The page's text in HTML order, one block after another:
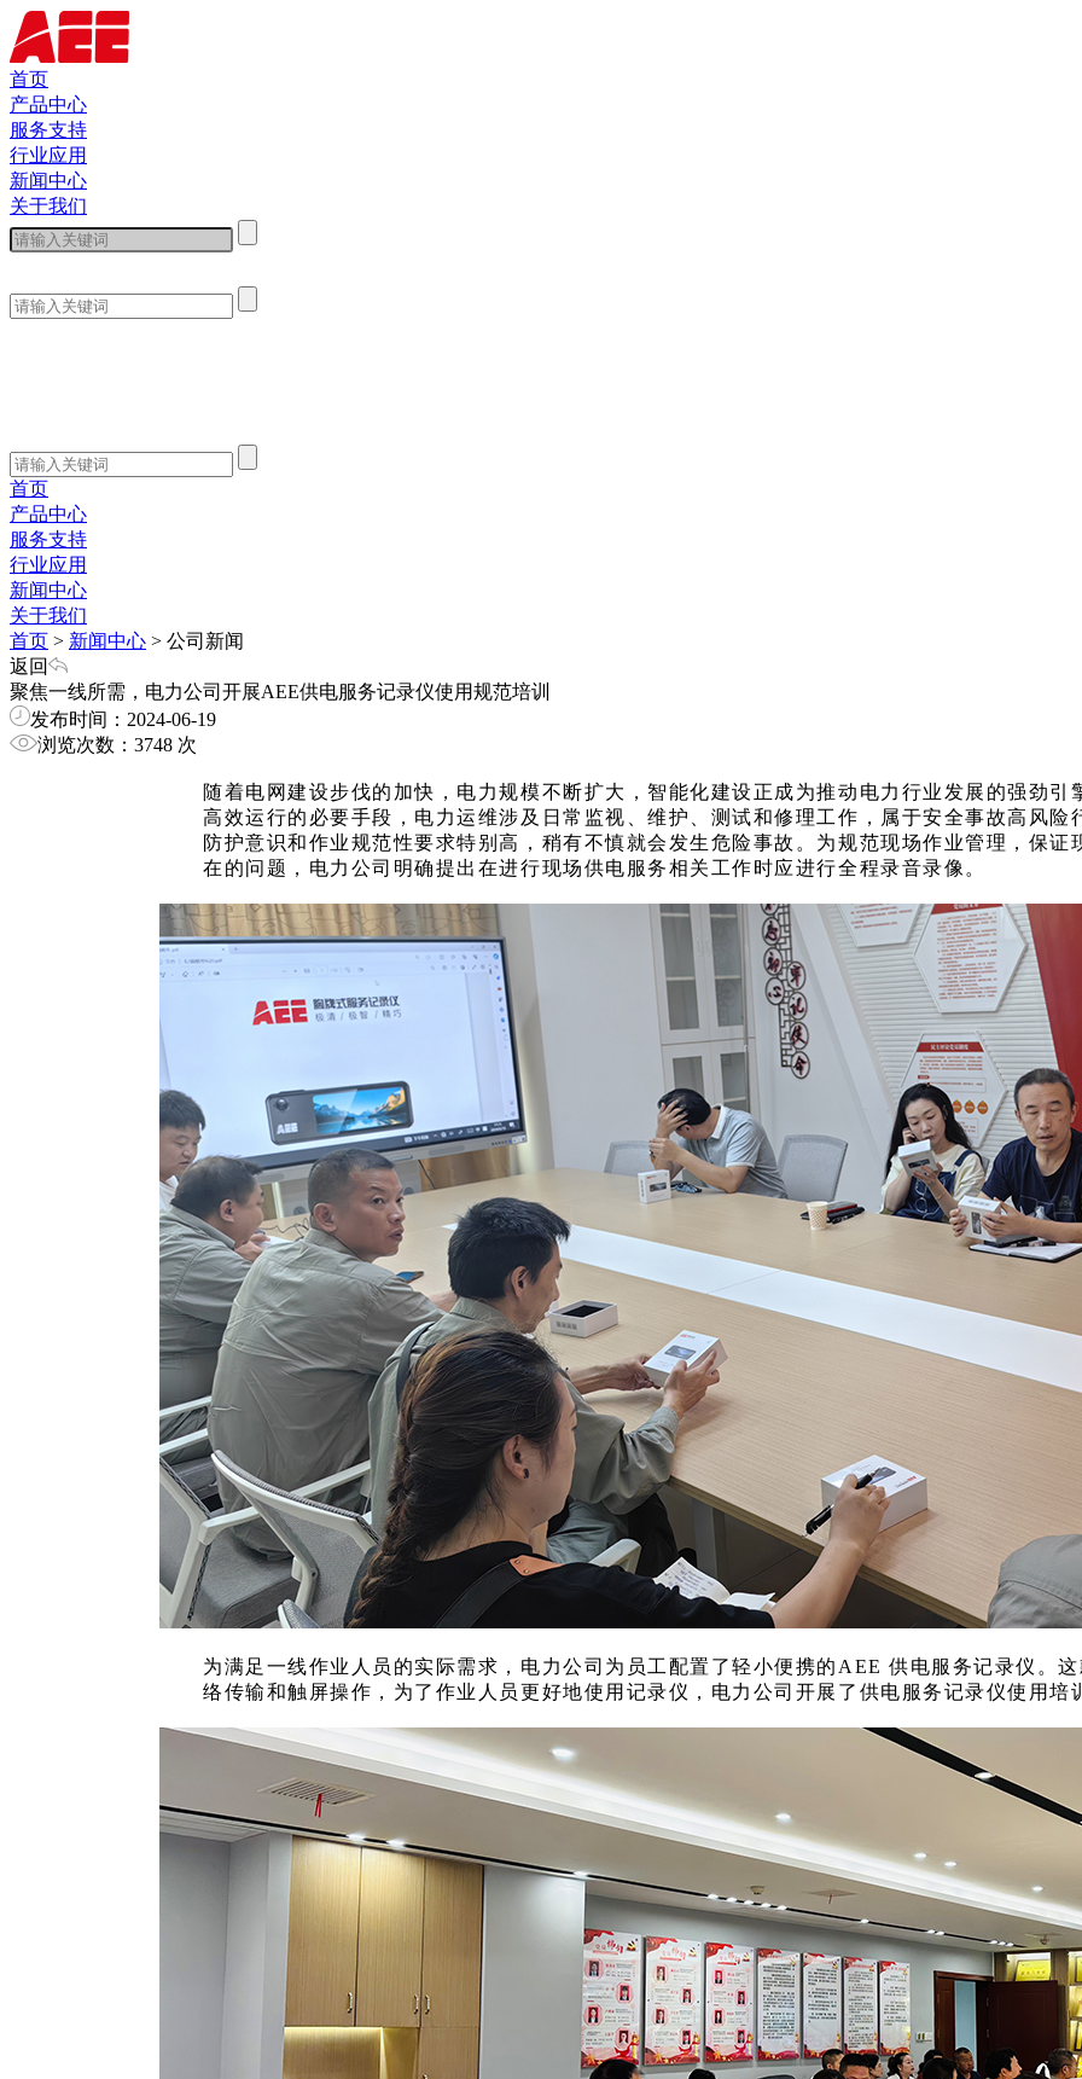
首页
产品中心
服务支持
行业应用
新闻中心
关于我们
首页
产品中心
服务支持
行业应用
新闻中心
关于我们
首页 > 新闻中心 > 公司新闻
返回
聚焦一线所需，电力公司开展AEE供电服务记录仪使用规范培训
发布时间：2024-06-19
浏览次数：3748 次
随着电网建设步伐的加快，电力规模不断扩大，智能化建设正成为推动电力行业发展的强劲
高效运行的必要手段，电力运维涉及日常监视、维护、测试和修理工作，属于安全事故高风
防护意识和作业规范性要求特别高，稍有不慎就会发生危险事故。为规范现场作业管理，保
在的问题，电力公司明确提出在进行现场供电服务相关工作时应进行全程录音录像。
为满足一线作业人员的实际需求，电力公司为员工配置了轻小便携的 AEE 供电服务记录仪。
络传输和触屏操作，为了作业人员更好地使用记录仪，电力公司开展了供电服务记录仪使用培